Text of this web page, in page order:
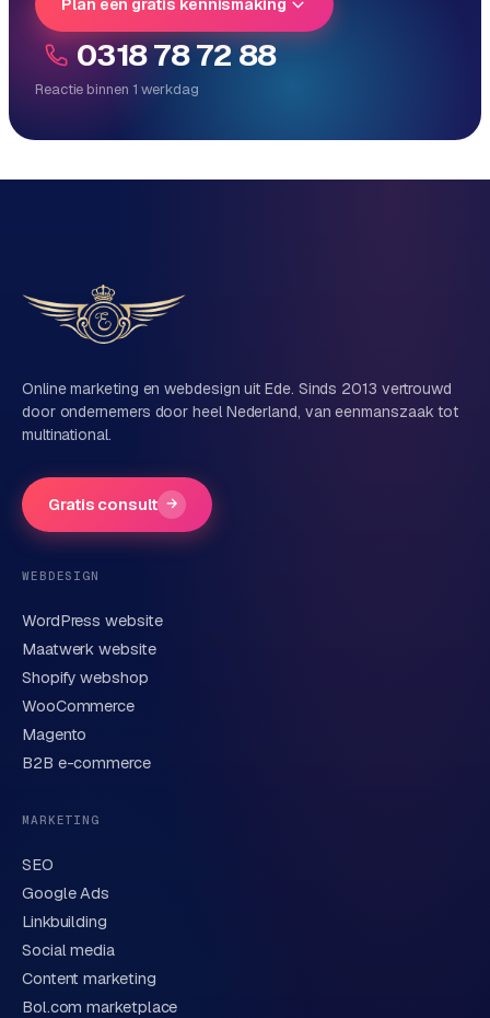
e
0318 78 72 88
Reactie binnen 1 werkdag
Direct persoonlijk contact, geen ticketsysteem
Vertel ons over je project
Naam
Bedrijfsnaam
Telefoonnummer(optioneel)
E-mail
Korte omschrijving van je vraag of project
Verstuur aanvraag
We behandelen je gegevens zorgvuldig conform onze
privacyverklaring
Online marketing en webdesign uit Ede. Sinds 2013 vertrouwd
door ondernemers door heel Nederland, van eenmanszaak tot
multinational.
Gratis consult →
WEBDESIGN
WordPress website
Maatwerk website
Shopify webshop
WooCommerce
Magento
B2B e-commerce
MARKETING
SEO
Google Ads
Linkbuilding
Social media
Content marketing
Bol.com marketplace